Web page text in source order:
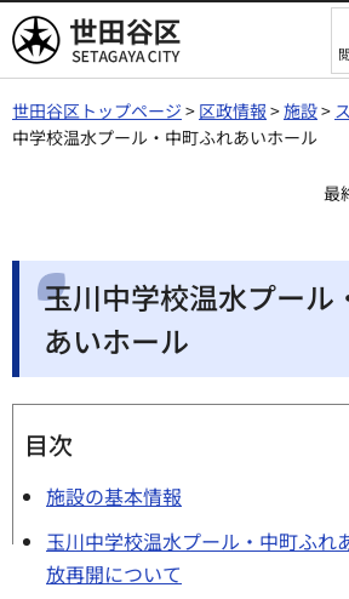
世田谷区
世田谷区トップページ > 区政情報 >施設>
中学校温水プール・中町ふれあいホール
最
玉川中学校温水プール
あいホール
目次
施設の基本情報
玉川中学校温水プール・中町ふれ
放再開について